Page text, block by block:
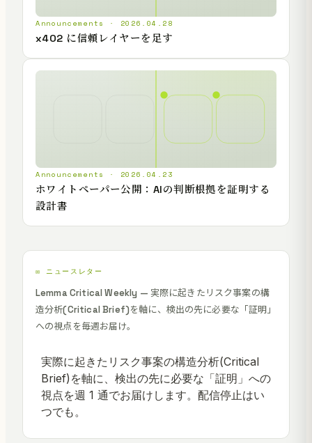
Announcements · 2026.04.28
x402 に信頼レイヤーを足す
Announcements · 2026.04.23
ホワイトペーパー公開：AIの判断根拠を証明する
設計書
✉️ ニュースレター
Lemma Critical Weekly — 実際に起きたリスク事案の構
造分析(Critical Brief)を軸に、検出の先に必要な「証明」
への視点を毎週お届け。